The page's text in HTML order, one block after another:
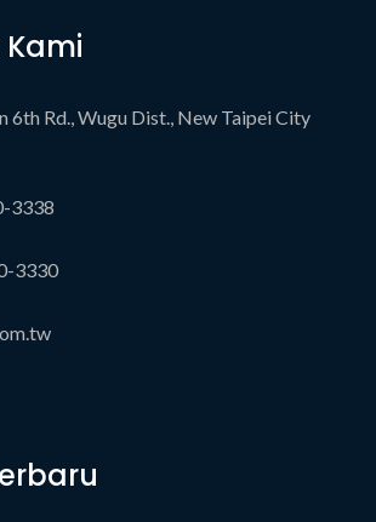
6th Rd., Wugu Dist., New Taipei City
3338
3330